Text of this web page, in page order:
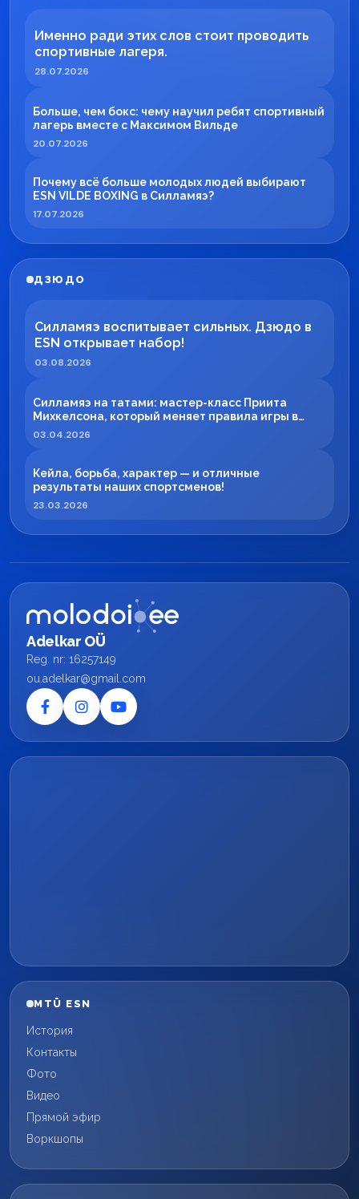
Именно ради этих слов стоит проводить
спортивные лагеря.
28.07.2026
Больше, чем бокс: чему научил ребят спортивный
лагерь вместе с Максимом Вильде
20.07.2026
Почему всё больше молодых людей выбирают
ESN VILDE BOXING в Силламяэ?
17.07.2026
ДЗЮДО
Силламяэ воспитывает сильных. Дзюдо в
ESN открывает набор!
03.08.2026
Силламяэ на татами: мастер-класс Приита
Михкелсона, который меняет правила игры в
регионе
03.04.2026
Кейла, борьба, характер — и отличные
результаты наших спортсменов!
23.03.2026
Adelkar OÜ
Reg. nr: 16257149
ou.adelkar@gmail.com
MTÜ ESN
История
Контакты
Фото
Видео
Прямой эфир
Воркшопы